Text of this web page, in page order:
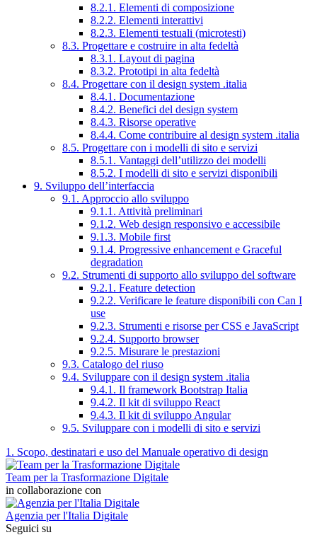
8.2.1. Elementi di composizione
8.2.2. Elementi interattivi
8.2.3. Elementi testuali (microtesti)
8.3. Progettare e costruire in alta fedeltà
8.3.1. Layout di pagina
8.3.2. Prototipi in alta fedeltà
8.4. Progettare con il design system .italia
8.4.1. Documentazione
8.4.2. Benefici del design system
8.4.3. Risorse operative
8.4.4. Come contribuire al design system .italia
8.5. Progettare con i modelli di sito e servizi
8.5.1. Vantaggi dell’utilizzo dei modelli
8.5.2. I modelli di sito e servizi disponibili
9. Sviluppo dell’interfaccia
9.1. Approccio allo sviluppo
9.1.1. Attività preliminari
9.1.2. Web design responsivo e accessibile
9.1.3. Mobile first
9.1.4. Progressive enhancement e Graceful
degradation
9.2. Strumenti di supporto allo sviluppo del software
9.2.1. Feature detection
9.2.2. Verificare le feature disponibili con Can I
use
9.2.3. Strumenti e risorse per CSS e JavaScript
9.2.4. Supporto browser
9.2.5. Misurare le prestazioni
9.3. Catalogo del riuso
9.4. Sviluppare con il design system .italia
9.4.1. Il framework Bootstrap Italia
9.4.2. Il kit di sviluppo React
9.4.3. Il kit di sviluppo Angular
9.5. Sviluppare con i modelli di sito e servizi
1. Scopo, destinatari e uso del Manuale operativo di design
Team per la Trasformazione Digitale
in collaborazione con
Agenzia per l'Italia Digitale
Seguici su